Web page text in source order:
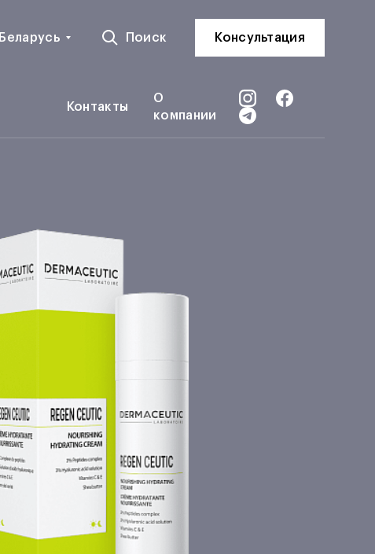
Беларусь Поиск Консультация
Контакты
О
компании